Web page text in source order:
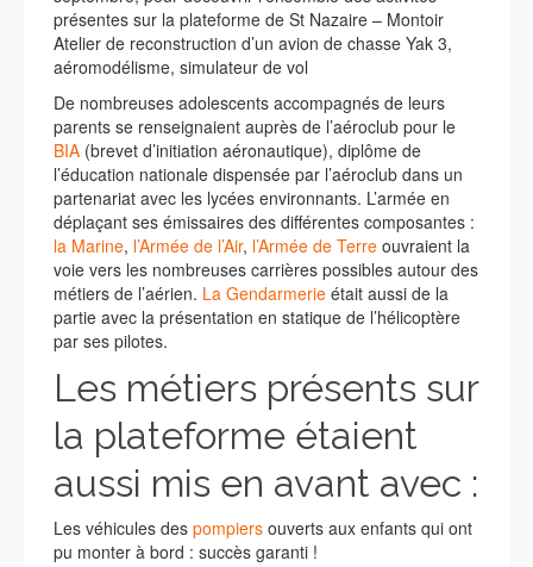
présentes sur la plateforme de St Nazaire – Montoir
Atelier de reconstruction d’un avion de chasse Yak 3,
aéromodélisme, simulateur de vol
De nombreuses adolescents accompagnés de leurs
parents se renseignaient auprès de l’aéroclub pour le
BIA (brevet d’initiation aéronautique), diplôme de
l’éducation nationale dispensée par l’aéroclub dans un
partenariat avec les lycées environnants. L’armée en
déplaçant ses émissaires des différentes composantes :
la Marine, l’Armée de l’Air, l’Armée de Terre ouvraient la
voie vers les nombreuses carrières possibles autour des
métiers de l’aérien. La Gendarmerie était aussi de la
partie avec la présentation en statique de l’hélicoptère
par ses pilotes.
Les métiers présents sur
la plateforme étaient
aussi mis en avant avec :
Les véhicules des pompiers ouverts aux enfants qui ont
pu monter à bord : succès garanti !